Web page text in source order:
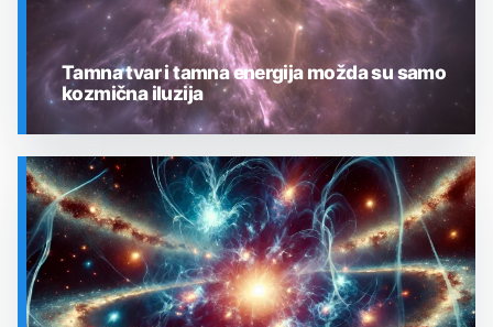
SVEMIR
Tamna tvar i tamna energija možda su samo
kozmična iluzija